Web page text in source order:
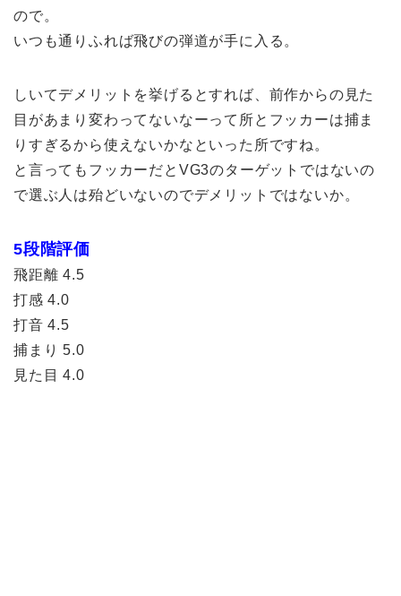
ので。
いつも通りふれば飛びの弾道が手に入る。
しいてデメリットを挙げるとすれば、前作からの見た
目があまり変わってないなーって所とフッカーは捕ま
りすぎるから使えないかなといった所ですね。
と言ってもフッカーだとVG3のターゲットではないの
で選ぶ人は殆どいないのでデメリットではないか。
5段階評価
飛距離 4.5
打感 4.0
打音 4.5
捕まり 5.0
見た目 4.0